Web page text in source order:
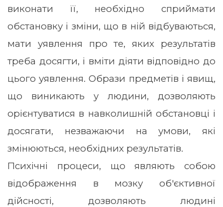
виконати її, необхідно сприймати
обстановку і зміни, що в ній відбуваються,
мати уявлення про те, яких результатів
треба досягти, і вміти діяти відповідно до
цього уявлення. Образи предметів і явищ,
що виникають у людини, дозволяють
орієнтуватися в навколишній обстановці і
досягати, незважаючи на умови, які
змінюються, необхідних результатів.
Психічні процеси, що являють собою
відображення в мозку об'єктивної
дійсності, дозволяють людині